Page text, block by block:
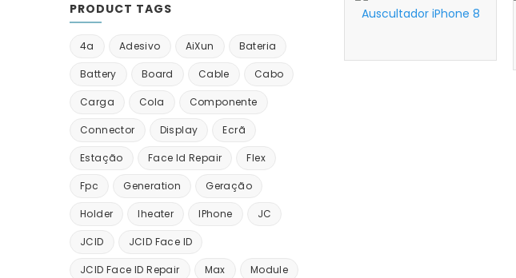
Auscultador iPhone 8
PRODUCT TAGS
4a Adesivo AiXun Bateria
Battery Board Cable Cabo
Carga Cola Componente
Connector Display Ecrã
Estação Face Id Repair Flex
Fpc Generation Geração
Holder Iheater IPhone JC
JCID JCID Face ID
JCID Face ID Repair Max Module